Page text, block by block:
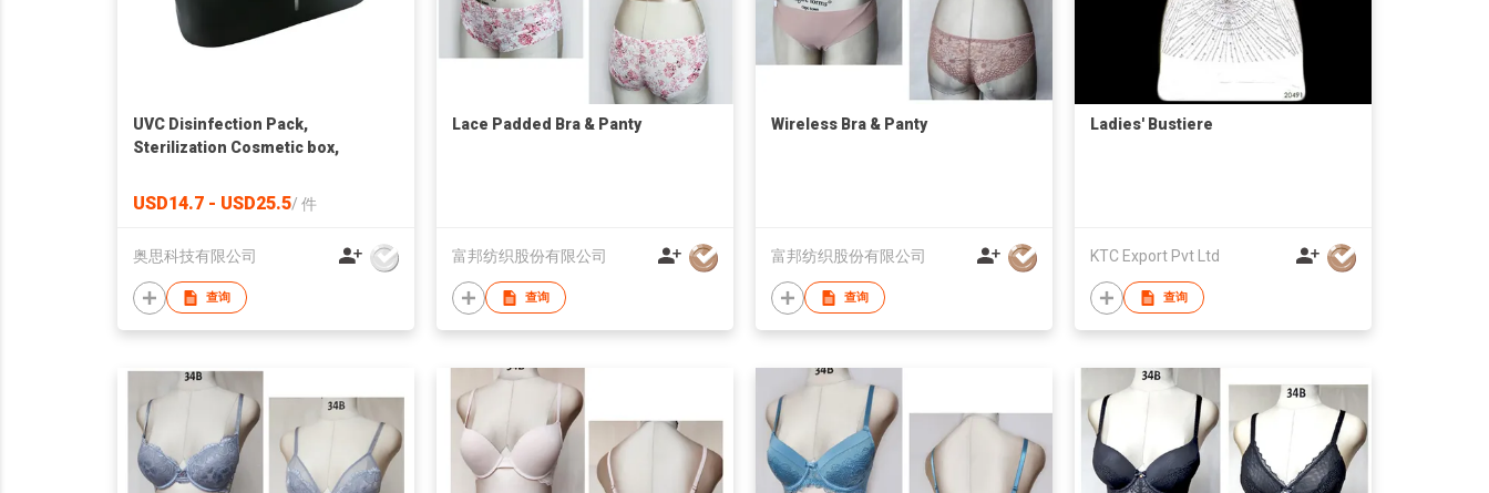
UVC Disinfection Pack,
Sterilization Cosmetic box,
USD14.7 - USD25.5/ 件
奥思科技有限公司
查询
Lace Padded Bra & Panty
富邦纺织股份有限公司
查询
Wireless Bra & Panty
富邦纺织股份有限公司
查询
Ladies' Bustiere
KTC Export Pvt Ltd
查询